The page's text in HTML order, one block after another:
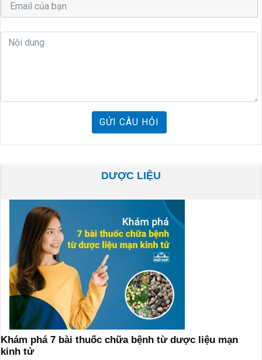
GỬI CÂU HỎI
DƯỢC LIỆU
Khám phá 7 bài thuốc chữa bệnh từ dược liệu mạn
kinh tử